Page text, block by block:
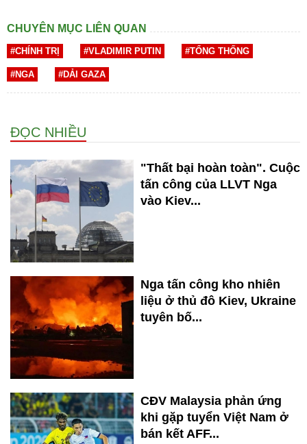
CHUYÊN MỤC LIÊN QUAN
#CHÍNH TRỊ #VLADIMIR PUTIN #TỔNG THỐNG
#NGA #DẢI GAZA
ĐỌC NHIỀU
"Thất bại hoàn toàn". Cuộc
tấn công của LLVT Nga
vào Kiev...
Nga tấn công kho nhiên
liệu ở thủ đô Kiev, Ukraine
tuyên bố...
CĐV Malaysia phản ứng
khi gặp tuyển Việt Nam ở
bán kết AFF...